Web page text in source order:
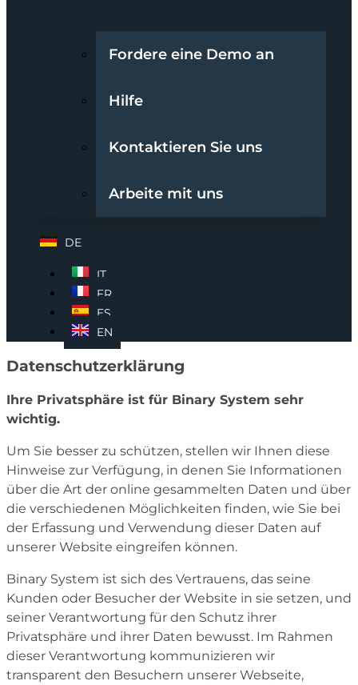
Fordere eine Demo an
Hilfe
Kontaktieren Sie uns
Arbeite mit uns
DE
IT
FR
ES
EN
Datenschutzerklärung
Ihre Privatsphäre ist für Binary System sehr
wichtig.
Um Sie besser zu schützen, stellen wir Ihnen diese
Hinweise zur Verfügung, in denen Sie Informationen
über die Art der online gesammelten Daten und über
die verschiedenen Möglichkeiten finden, wie Sie bei
der Erfassung und Verwendung dieser Daten auf
unserer Website eingreifen können.
Binary System ist sich des Vertrauens, das seine
Kunden oder Besucher der Website in sie setzen, und
seiner Verantwortung für den Schutz ihrer
Privatsphäre und ihrer Daten bewusst. Im Rahmen
dieser Verantwortung kommunizieren wir
transparent den Besuchern unserer Webseite,